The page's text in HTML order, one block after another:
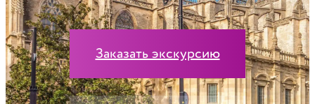
Заказать экскурсию